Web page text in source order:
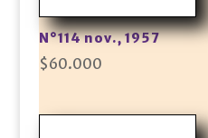
N°114 nov., 1957
$60.000